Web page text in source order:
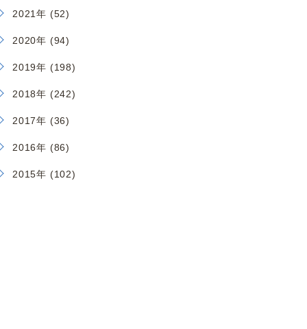
2021年 (52)
2020年 (94)
2019年 (198)
2018年 (242)
2017年 (36)
2016年 (86)
2015年 (102)